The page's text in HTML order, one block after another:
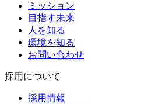
ミッション
目指す未来
人を知る
環境を知る
お問い合わせ
採用について
採用情報